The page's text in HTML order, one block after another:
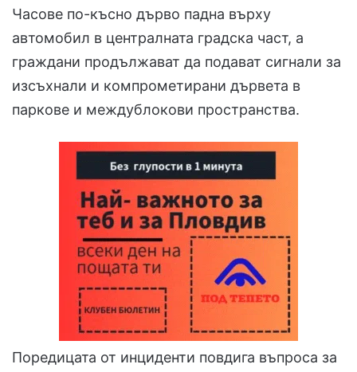
Часове по-късно дърво падна върху
автомобил в централната градска част, а
граждани продължават да подават сигнали за
изсъхнали и компрометирани дървета в
паркове и междублокови пространства.
Поредицата от инциденти повдига въпроса за